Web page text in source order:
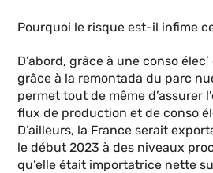
Pourquoi le risque est-il infime
D’abord, grâce à une conso
grâce à la remontada du parc
permet tout de même d’assurer
flux de production et de conso
D’ailleurs, la France serait
le début 2023 à des niveaux
qu’elle était importatrice nette